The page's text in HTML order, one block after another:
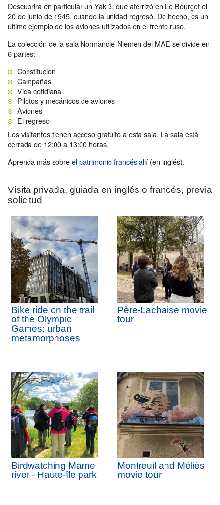
Descubrirá en particular un Yak 3, que aterrizó en Le Bourget el
20 de junio de 1945, cuando la unidad regresó. De hecho, es un
último ejemplo de los aviones utilizados en el frente ruso.
La colección de la sala Normandie-Niemen del MAE se divide en
6 partes:
Constitución
Campañas
Vida cotidiana
Pilotos y mecánicos de aviones
Aviones
El regreso
Los visitantes tienen acceso gratuito a esta sala. La sala está
cerrada de 12:00 a 13:00 horas.
Aprenda más sobreel patrimonio francés allí (en inglés).
Visita privada, guiada en inglés o francés, previa
solicitud
Bike ride on the trail
of the Olympic
Games: urban
metamorphoses
Père-Lachaise movie
tour
Birdwatching Marne
river - Haute-île park
Montreuil and Méliès
movie tour